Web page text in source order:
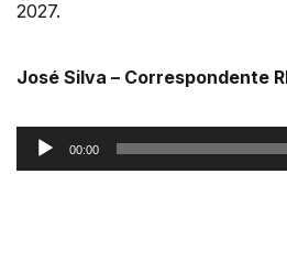
2027.
José Silva – Correspondente
Reprodutor
de
00:00